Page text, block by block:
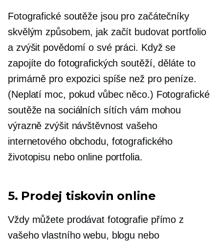
Fotografické soutěže jsou pro začátečníky
skvělým způsobem, jak začít budovat portfolio
a zvýšit povědomí o své práci. Když se
zapojíte do fotografických soutěží, děláte to
primárně pro expozici spíše než pro peníze.
(Neplatí moc, pokud vůbec něco.) Fotografické
soutěže na sociálních sítích vám mohou
výrazně zvýšit návštěvnost vašeho
internetového obchodu, fotografického
životopisu nebo online portfolia.
5. Prodej tiskovin online
Vždy můžete prodávat fotografie přímo z
vašeho vlastního webu, blogu nebo